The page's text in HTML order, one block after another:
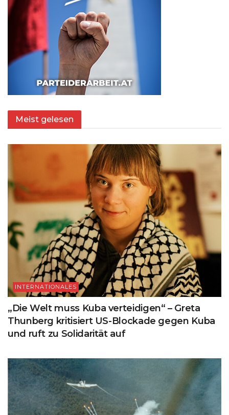
Meist gelesen
INTERNATIONALES
„Die Welt muss Kuba verteidigen“ – Greta
Thunberg kritisiert US-Blockade gegen Kuba
und ruft zu Solidarität auf